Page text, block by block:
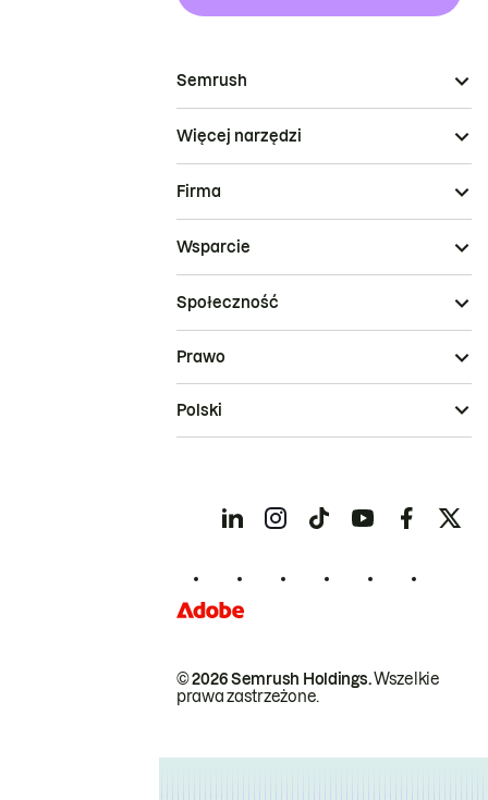
Semrush
Więcej narzędzi
Firma
Wsparcie
Społeczność
© 2026 Semrush Holdings.Wszelkie
prawa zastrzeżone.
Prawo
Polski